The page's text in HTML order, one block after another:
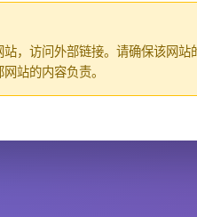
，访问外部链接。请确保该网站
站的内容负责。